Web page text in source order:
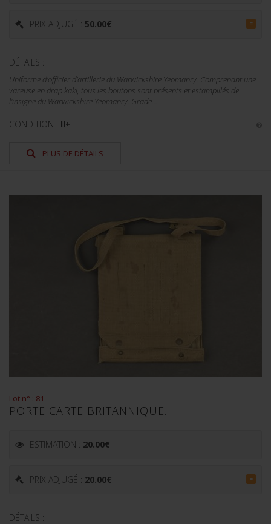
PRIX ADJUGÉ : 50.00€ =
DÉTAILS :
Uniforme d'officier d'artillerie du Warwickshire Yeomanry. Comprenant une
vareuse en drap kaki, tous les boutons sont présents et estampillés de
l'insigne du Warwickshire Yeomanry. Grade...
CONDITION : II+
PLUS DE DÉTAILS
Lot n° : 81
PORTE CARTE BRITANNIQUE.
ESTIMATION : 20.00€
PRIX ADJUGÉ : 20.00€ =
DÉTAILS :